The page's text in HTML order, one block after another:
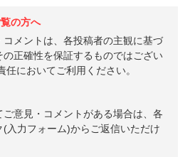
の方へ
メントは、各投稿者の主観に基づ
の正確性を保証するものではござい
任においてご利用ください。
意見・コメントがある場合は、各
入力フォーム)からご返信いただけ